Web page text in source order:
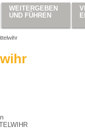
WEITERGEBEN
UND FÜHREN